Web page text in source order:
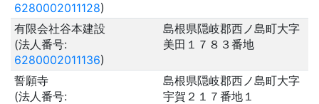
6280002011128)
有限会社谷本建設
(法人番号:
6280002011136)
島根県隠岐郡西ノ島町大字
美田１７８３番地
誓願寺
(法人番号:
島根県隠岐郡西ノ島町大字
宇賀２１７番地１